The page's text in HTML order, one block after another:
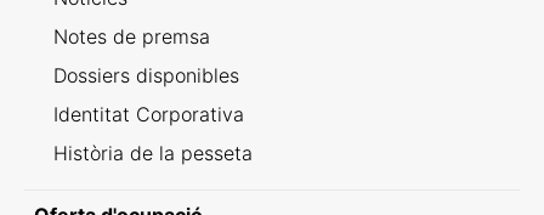
Notes de premsa
Dossiers disponibles
Identitat Corporativa
Història de la pesseta